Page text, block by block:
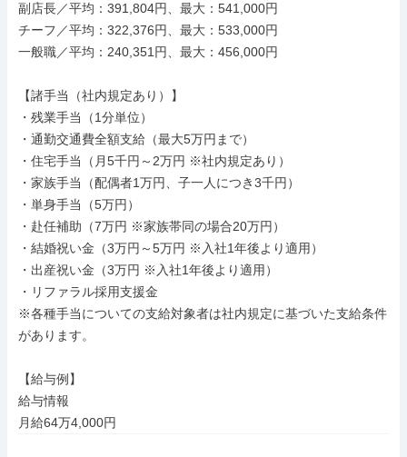
副店長／平均：391,804円、最大：541,000円
チーフ／平均：322,376円、最大：533,000円
一般職／平均：240,351円、最大：456,000円
【諸手当（社内規定あり）】
・残業手当（1分単位）
・通勤交通費全額支給（最大5万円まで）
・住宅手当（月5千円～2万円 ※社内規定あり）
・家族手当（配偶者1万円、子一人につき3千円）
・単身手当（5万円）
・赴任補助（7万円 ※家族帯同の場合20万円）
・結婚祝い金（3万円～5万円 ※入社1年後より適用）
・出産祝い金（3万円 ※入社1年後より適用）
・リファラル採用支援金
※各種手当についての支給対象者は社内規定に基づいた支給条件
があります。
【給与例】
給与情報
月給64万4,000円